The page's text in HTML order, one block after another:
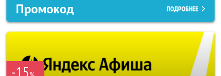
Промокод ПОДРОБНЕЕ
-15